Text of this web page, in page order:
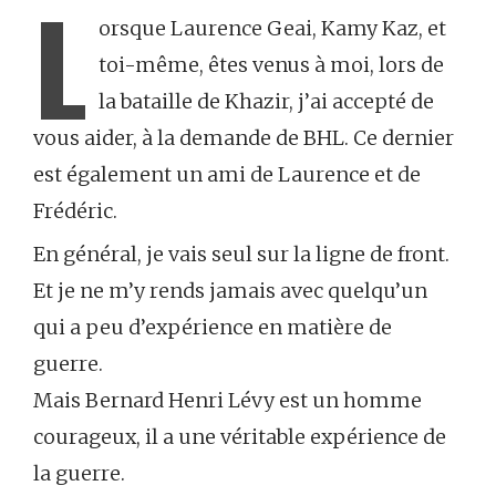
L orsque Laurence Geai, Kamy Kaz, et
toi-même, êtes venus à moi, lors de
la bataille de Khazir, j’ai accepté de
vous aider, à la demande de BHL. Ce dernier
est également un ami de Laurence et de
Frédéric.
En général, je vais seul sur la ligne de front.
Et je ne m’y rends jamais avec quelqu’un
qui a peu d’expérience en matière de
guerre.
Mais Bernard Henri Lévy est un homme
courageux, il a une véritable expérience de
la guerre.